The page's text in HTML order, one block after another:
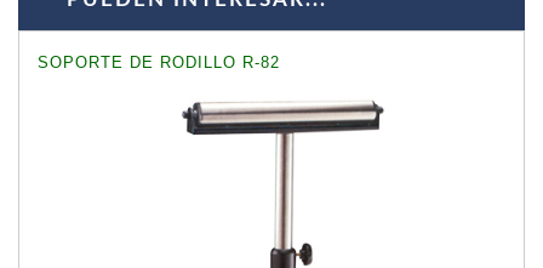
SOPORTE DE RODILLO R-82